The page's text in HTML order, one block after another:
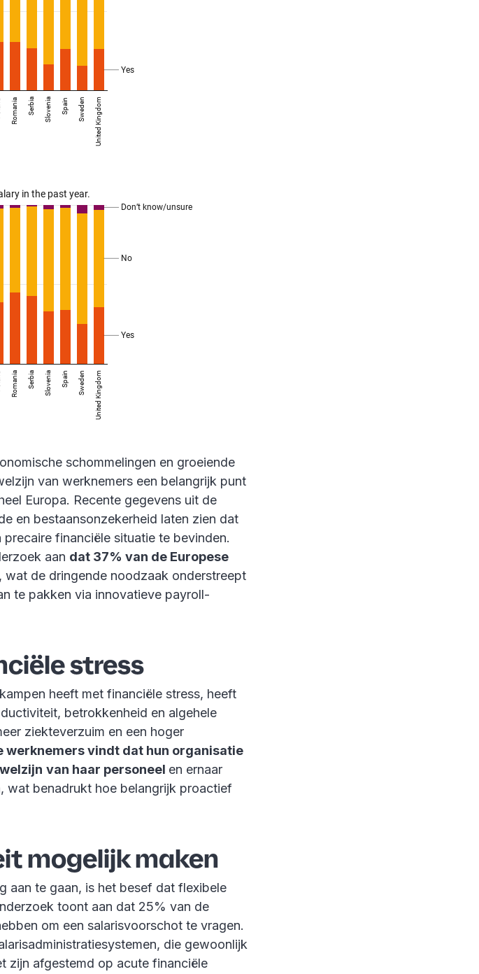
schommelingen en groeiende
van werknemers een belangrijk punt
Europa. Recente gegevens uit de
en bestaansonzekerheid laten zien dat
financiële situatie te bevinden.
aan dat 37% van de Europese
, wat de dringende noodzaak onderstreept
te pakken via innovatieve payroll-
stress
heeft met financiële stress, heeft
betrokkenheid en algehele
ziekteverzuim en een hoger
werknemers vindt dat hun organisatie
van haar personeel en ernaar
wat benadrukt hoe belangrijk proactief
mogelijk maken
aan te gaan, is het besef dat flexibele
toont aan dat 25% van de
om een salarisvoorschot te vragen.
die gewoonlijk
zijn afgestemd op acute financiële